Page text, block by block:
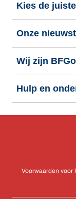
Kies de
Onze
Wij zijn
Hulp en
Voorwaarden voor